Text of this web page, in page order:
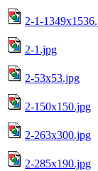
2-1-
2-1.jpg
2-53x53.jpg
2-150x150.jpg
2-263x300.jpg
2-285x190.jpg